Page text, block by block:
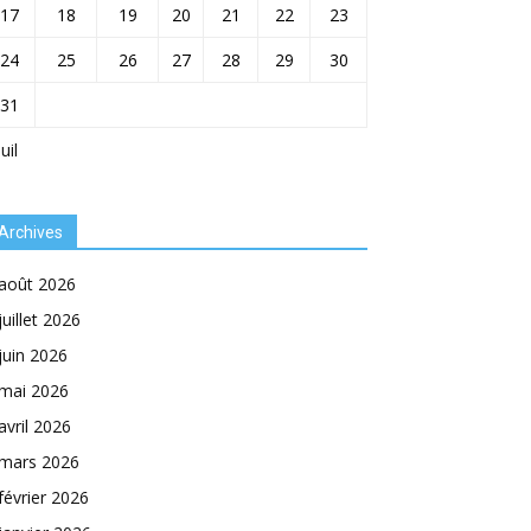
17 18 19 20 21 22
23
24
25 26 27 28 29
30
31
2026
2026
2026
2026
2026
2026
2026